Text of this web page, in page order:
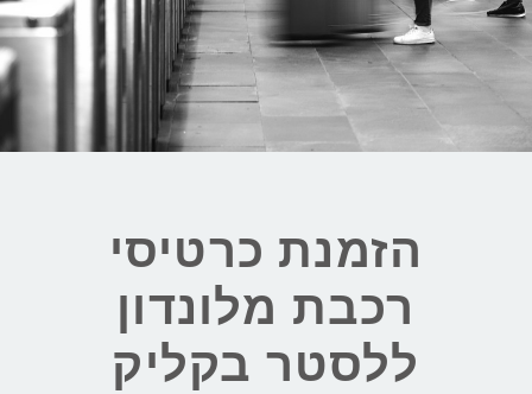
הזמנת כרטיסי
רכבת מלונדון
ללסטר בקליק